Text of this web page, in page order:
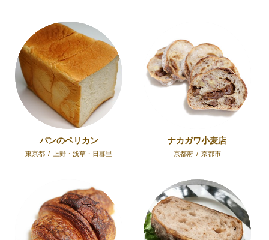
パンのペリカン
東京都 / 上野・浅草・日暮里
ナカガワ小麦店
京都府 / 京都市